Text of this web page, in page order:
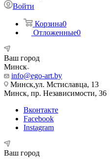
Войти
Корзина0
Отложенные0
Ваш город
Минск
info@ego-art.by
Минск,ул. Мстиславца, 13
Минск, пр. Независимости, 36
Вконтакте
Facebook
Instagram
Ваш город